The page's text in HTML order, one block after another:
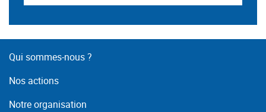
Qui sommes-nous ?
Nos actions
Notre organisation